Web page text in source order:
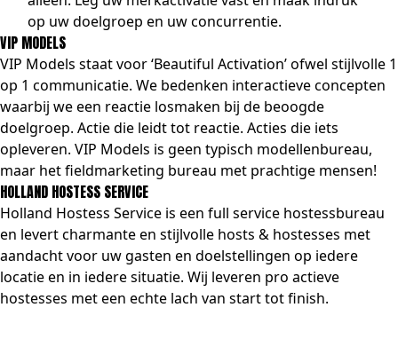
op uw doelgroep en uw concurrentie.
VIP MODELS
VIP Models staat voor ‘Beautiful Activation’ ofwel stijlvolle 1
op 1 communicatie. We bedenken interactieve concepten
waarbij we een reactie losmaken bij de beoogde
doelgroep. Actie die leidt tot reactie. Acties die iets
opleveren. VIP Models is geen typisch modellenbureau,
maar het fieldmarketing bureau met prachtige mensen!
HOLLAND HOSTESS SERVICE
Holland Hostess Service is een full service hostessbureau
en levert charmante en stijlvolle hosts & hostesses met
aandacht voor uw gasten en doelstellingen op iedere
locatie en in iedere situatie. Wij leveren pro actieve
hostesses met een echte lach van start tot finish.